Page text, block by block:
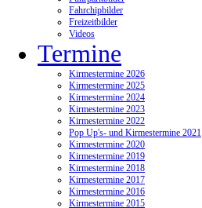
Fahrchipbilder
Freizeitbilder
Videos
Termine
Kirmestermine 2026
Kirmestermine 2025
Kirmestermine 2024
Kirmestermine 2023
Kirmestermine 2022
Pop Up's- und Kirmestermine 2021
Kirmestermine 2020
Kirmestermine 2019
Kirmestermine 2018
Kirmestermine 2017
Kirmestermine 2016
Kirmestermine 2015